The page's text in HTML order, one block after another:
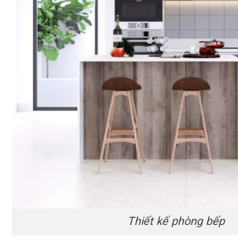
Thiết kế phòng bếp